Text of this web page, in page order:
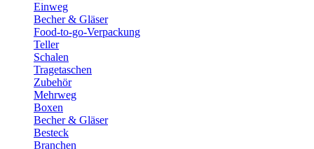
Einweg
Becher & Gläser
Food-to-go-Verpackung
Teller
Schalen
Tragetaschen
Zubehör
Mehrweg
Boxen
Becher & Gläser
Besteck
Branchen